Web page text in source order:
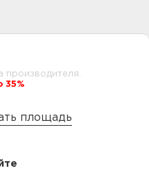
производителя.
35%
площадь